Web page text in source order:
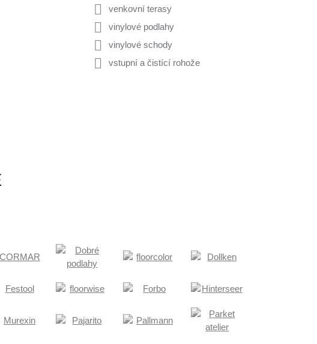
venkovní terasy
vinylové podlahy
vinylové schody
vstupní a čistící rohože